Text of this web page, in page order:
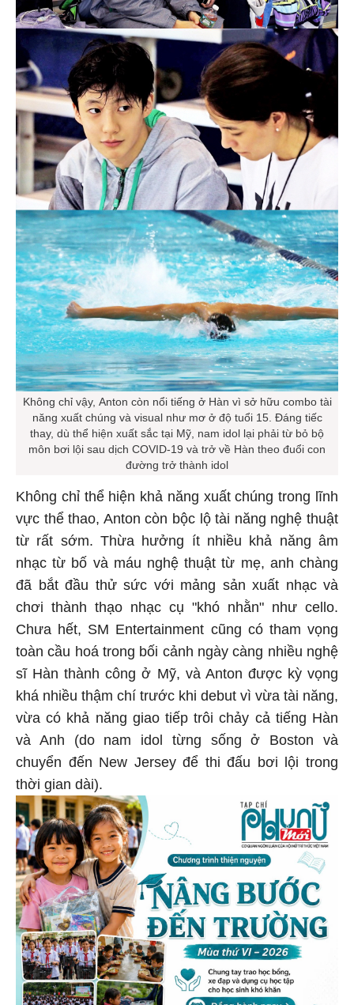
Không chỉ vậy, Anton còn nổi tiếng ở Hàn vì sở hữu combo tài
năng xuất chúng và visual như mơ ở độ tuổi 15. Đáng tiếc
thay, dù thể hiện xuất sắc tại Mỹ, nam idol lại phải từ bỏ bộ
môn bơi lội sau dịch COVID-19 và trở về Hàn theo đuổi con
đường trở thành idol
Không chỉ thể hiện khả năng xuất chúng trong lĩnh
vực thể thao, Anton còn bộc lộ tài năng nghệ thuật
từ rất sớm. Thừa hưởng ít nhiều khả năng âm
nhạc từ bố và máu nghệ thuật từ mẹ, anh chàng
đã bắt đầu thử sức với mảng sản xuất nhạc và
chơi thành thạo nhạc cụ "khó nhằn" như cello.
Chưa hết, SM Entertainment cũng có tham vọng
toàn cầu hoá trong bối cảnh ngày càng nhiều nghệ
sĩ Hàn thành công ở Mỹ, và Anton được kỳ vọng
khá nhiều thậm chí trước khi debut vì vừa tài năng,
vừa có khả năng giao tiếp trôi chảy cả tiếng Hàn
và Anh (do nam idol từng sống ở Boston và
chuyển đến New Jersey để thi đấu bơi lội trong
thời gian dài).